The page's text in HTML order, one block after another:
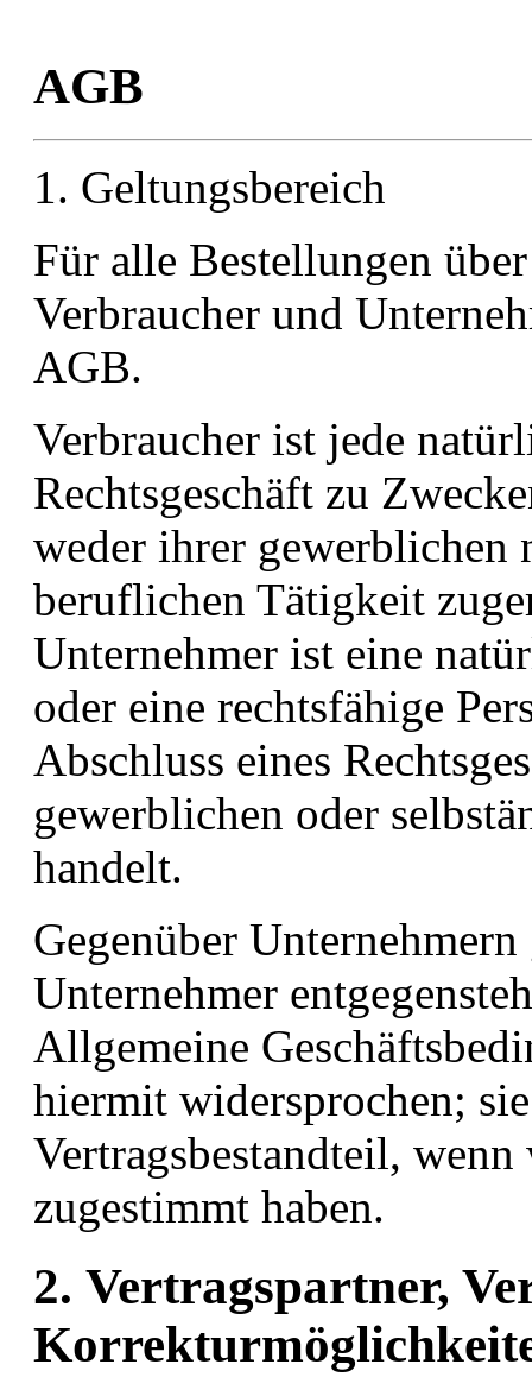
AGB
1.
Für alle Bestellungen
Verbraucher und
AGB.
Verbraucher ist jede
Rechtsgeschäft zu
weder ihrer gewerblichen
beruflichen Tätigkeit
Unternehmer ist eine
oder eine rechtsfähige
Abschluss eines
gewerblichen oder
handelt.
Gegenüber
Unternehmer
Allgemeine
hiermit widersprochen;
Vertragsbestandteil,
zugestimmt haben.
2. Vertragspartner,